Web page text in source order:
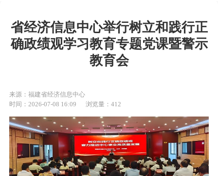
省经济信息中心举行树立和践行正
确政绩观学习教育专题党课暨警示
教育会
来源：福建省经济信息中心
时间：2026-07-08 16:09
浏览量：412